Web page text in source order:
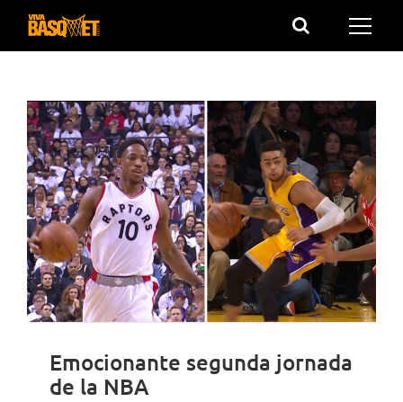
Saltar
Emocionante segunda jornada
de la NBA